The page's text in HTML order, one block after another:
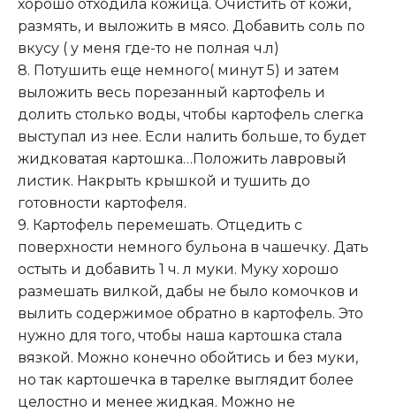
хорошо отходила кожица. Очистить от кожи,
размять, и выложить в мясо. Добавить соль по
вкусу ( у меня где-то не полная ч.л)
8. Потушить еще немного( минут 5) и затем
выложить весь порезанный картофель и
долить столько воды, чтобы картофель слегка
выступал из нее. Если налить больше, то будет
жидковатая картошка…Положить лавровый
листик. Накрыть крышкой и тушить до
готовности картофеля.
9. Картофель перемешать. Отцедить с
поверхности немного бульона в чашечку. Дать
остыть и добавить 1 ч. л муки. Муку хорошо
размешать вилкой, дабы не было комочков и
вылить содержимое обратно в картофель. Это
нужно для того, чтобы наша картошка стала
вязкой. Можно конечно обойтись и без муки,
но так картошечка в тарелке выглядит более
целостно и менее жидкая. Можно не